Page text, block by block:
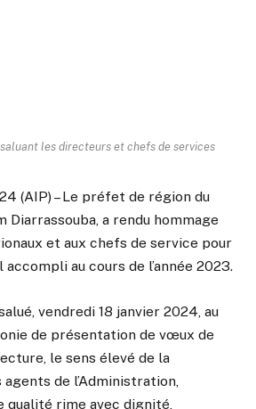
les directeurs et chefs de services
(AIP) – Le préfet de région du
Diarrassouba, a rendu hommage
et aux chefs de service pour
au cours de l’année 2023.
vendredi 18 janvier 2024, au
de présentation de vœux de
le sens élevé de la
de l’Administration,
rime avec dignité,